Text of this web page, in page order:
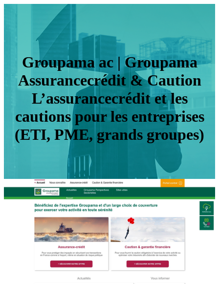
Groupama ac | Groupama
Assurancecrédit & Caution
L’assurancecrédit et les
cautions pour les entreprises
(ETI, PME, grands groupes)